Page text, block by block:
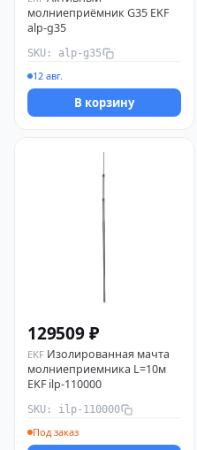
молниеприёмник G35 EKF
alp-g35
SKU: alp-g35
12 авг.
В корзину
129509 ₽
EKF Изолированная мачта
молниеприемника L=10м
EKF ilp-110000
SKU: ilp-110000
Под заказ